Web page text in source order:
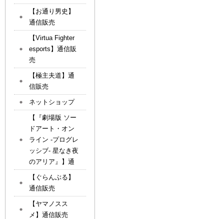
【お通り男史】
通信販売
【Virtua Fighter
esports】通信販
売
【極主夫道】通
信販売
ネットショップ
【『劇場版 ソー
ドアート・オン
ライン -プログレ
ッシブ- 星なき夜
のアリア』】通
【ぐらんぶる】
通信販売
【ヤマノスス
メ】通信販売